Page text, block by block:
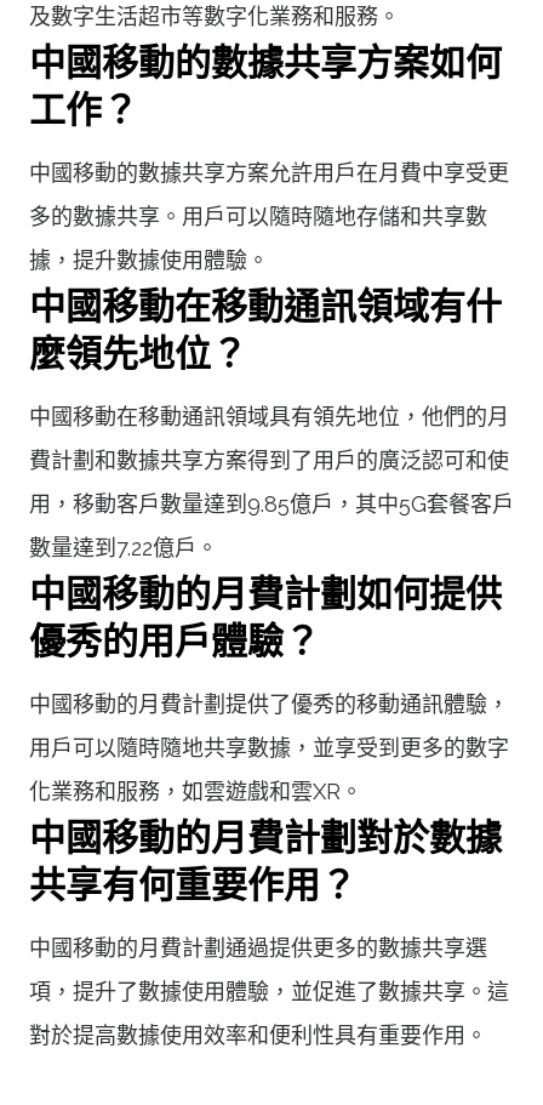
及數字生活超市等數字化業務和服務。
中國移動的數據共享方案如何
工作？
中國移動的數據共享方案允許用戶在月費中享受更
多的數據共享。用戶可以隨時隨地存儲和共享數
據，提升數據使用體驗。
中國移動在移動通訊領域有什
麼領先地位？
中國移動在移動通訊領域具有領先地位，他們的月
費計劃和數據共享方案得到了用戶的廣泛認可和使
用，移動客戶數量達到9.85億戶，其中5G套餐客戶
數量達到7.22億戶。
中國移動的月費計劃如何提供
優秀的用戶體驗？
中國移動的月費計劃提供了優秀的移動通訊體驗，
用戶可以隨時隨地共享數據，並享受到更多的數字
化業務和服務，如雲遊戲和雲XR。
中國移動的月費計劃對於數據
共享有何重要作用？
中國移動的月費計劃通過提供更多的數據共享選
項，提升了數據使用體驗，並促進了數據共享。這
對於提高數據使用效率和便利性具有重要作用。